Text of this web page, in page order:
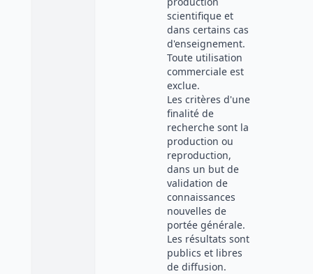
scientifique et
dans certains cas
d'enseignement.
Toute utilisation
commerciale est
exclue.
Les critères d'une
finalité de
recherche sont la
production ou
reproduction,
dans un but de
validation de
connaissances
nouvelles de
portée générale.
Les résultats sont
publics et libres
de diffusion.